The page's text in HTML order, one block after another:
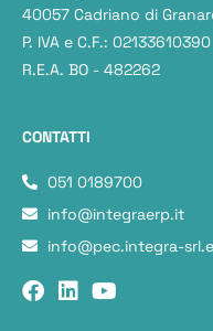
40057 Cadriano di
P. IVA e C.F.: 02133610390
R.E.A. BO - 482262
CONTATTI
051 0189700
info@integraerp.it
info@pec.integra-